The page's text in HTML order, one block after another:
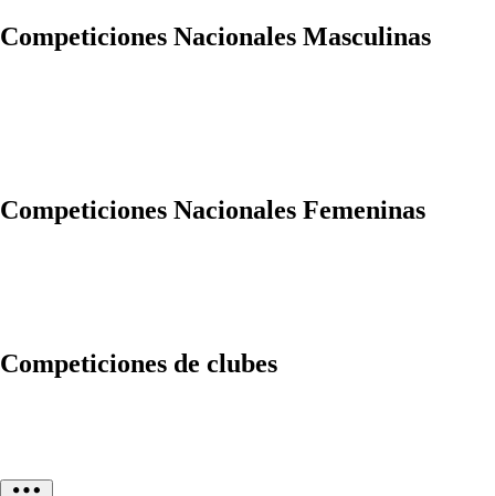
Competiciones Nacionales Masculinas
Competiciones Nacionales Femeninas
Competiciones de clubes